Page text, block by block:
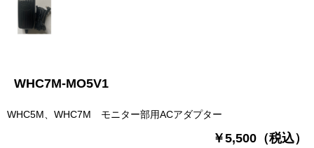
WHC7M-MO5V1
WHC5M、WHC7M モニター部用ACアダプター
￥5,500（税込）